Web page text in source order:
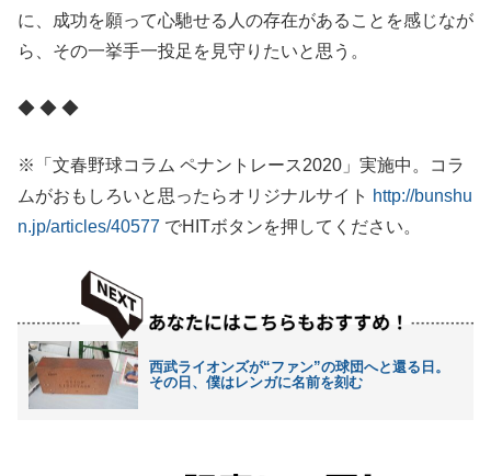
に、成功を願って心馳せる人の存在があることを感じなが
ら、その一挙手一投足を見守りたいと思う。
◆ ◆ ◆
※「文春野球コラム ペナントレース2020」実施中。コラ
ムがおもしろいと思ったらオリジナルサイト http://bunshu
n.jp/articles/40577 でHITボタンを押してください。
西武ライオンズが“ファン”の球団へと還る日。
その日、僕はレンガに名前を刻む